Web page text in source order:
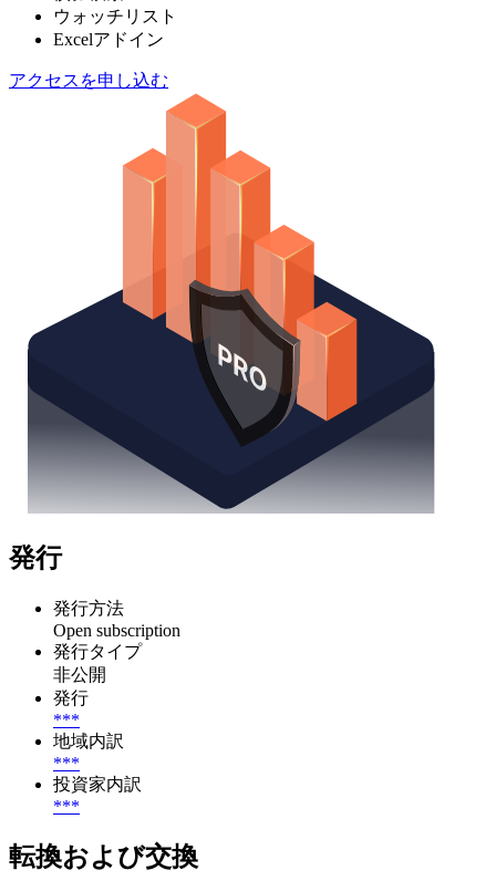
ウォッチリスト
Excelアドイン
アクセスを申し込む
発行
発行方法
Open subscription
発行タイプ
非公開
発行
***
地域内訳
***
投資家内訳
***
転換および交換